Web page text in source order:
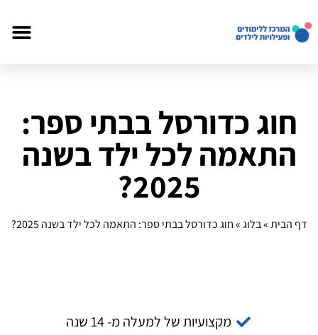
חוג כדורסל בבתי ספר:
התאמה לכל ילד בשנה
2025?
דף הבית»בלוג»חוג כדורסל בבתי ספר: התאמה לכל ילד בשנה 2025?
מקצועיות של למעלה מ- 14 שנה